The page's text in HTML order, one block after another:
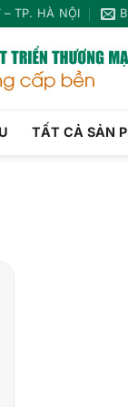
– TP. HÀ NỘI
TẤT CẢ SẢN